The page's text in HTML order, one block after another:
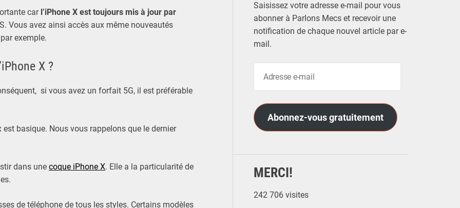
car l’iPhone X est toujours mis à jour par
Vous avez ainsi accès aux même nouveautés
exemple.
X ?
si vous avez un forfait 5G, il est préférable
basique. Nous vous rappelons que le dernier
dans une coque iPhone X. Elle a la particularité de
de téléphone de tous les styles. Certains modèles
Saisissez votre adresse e-mail pour vous
abonner à Parlons Mecs et recevoir une
notification de chaque nouvel article par e-
mail.
e
s
a
Abonnez-vous gratuitement
MERCI!
242 706 visites